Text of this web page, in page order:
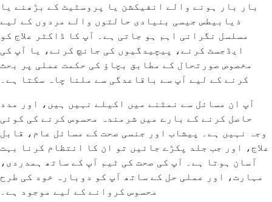
بار بار ہونے والے انفیکشن یا پروسٹیٹ کے بڑھنے یا
ذیابیطس جیسی بنیادی حالتوں والے مردوں کے لیے
مسلسل نگرانی اہم ہو جاتی ہے۔ آپ کا ڈاکٹر علاج کو
ایڈجسٹ کرنے، پیچیدگیوں کی جانچ کرنے، یا آپ کی
مخصوص صورتحال کے مطابق بچاؤ کی حکمت عملی پر بحث
کرنے کے لیے آپ سے باقاعدگی سے ملنا چاہ سکتا ہے۔
آپ ان مسائل سے نمٹنے میں اکیلے نہیں ہیں، اور مدد
حاصل کرنے کے بارے میں شرمندہ محسوس کرنے کی کوئی
وجہ نہیں ہے۔ پیشاب اور جنسی صحت کے مسائل عام، قابل
علاج، اور جب جلد پکڑے جائیں تو ان کا انتظام کرنا بہت
آسان ہوتا ہے۔ آپ کی صحت کی ٹیم آپ کے ساتھ ہمدردی،
مہارت، اور عملی حل کے ساتھ آپ کو دوبارہ خود کی طرح
محسوس کروانے کے لیے موجود ہے۔